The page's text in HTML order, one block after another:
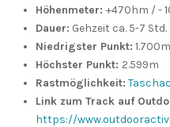
Höhenmeter: +470hm / -
Dauer: Gehzeit ca. 5-7 Std.
Niedrigster Punkt: 1.700m
Höchster Punkt: 2.599m
Rastmöglichkeit:
Link zum Track auf
https://